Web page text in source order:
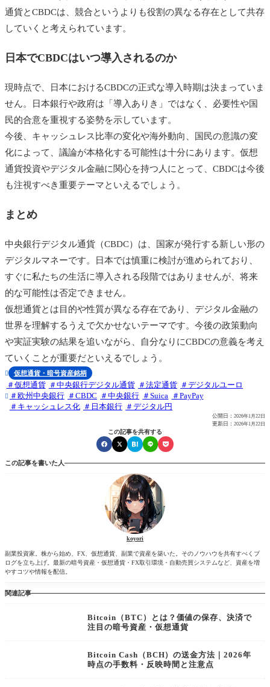
通貨とCBDCは、競合というよりも役割の異なる存在として共存
していくと考えられています。
日本でCBDCはいつ導入されるのか
現時点で、日本におけるCBDCの正式な導入時期は決まっていま
せん。日本銀行や政府は「導入ありき」ではなく、必要性や国
民的合意を重視する姿勢を示しています。
今後、キャッシュレス比率の変化や海外動向、国民の意識の変
化によって、議論が本格化する可能性は十分にあります。仮想
通貨投資やデジタル金融に関心を持つ人にとって、CBDCは今後
も注視すべき重要テーマといえるでしょう。
まとめ
中央銀行デジタル通貨（CBDC）は、国家が発行する新しい形の
デジタルマネーです。日本では慎重に検討が進められており、
すぐに私たちの生活に導入される段階ではありませんが、将来
的な可能性は否定できません。
仮想通貨とは目的や性質が異なる存在であり、デジタル金融の
世界を理解するうえで欠かせないテーマです。今後の政策動向
や実証実験の結果を追いながら、自分なりにCBDCの意義を考え
ていくことが重要だといえるでしょう。
 仮想通貨・暗号資産銘柄

仮想通貨 中央銀行デジタル通貨 法定通貨
デジタルユーロ
欧州中央銀行
CBDC 中央銀行 Suica
PayPay
キャッシュレス化
日本銀行 デジタル円
公開日： 2026年1月22日
更新日： 2026年1月22日
この記事を共有する
この記事を書いた人
koyori
副業投資家。株から始め、FX、仮想通貨、副業で資産を築いた。そのノウハウを共有すべくブ
ログを立ち上げ。最新の暗号資産・仮想通貨・FX取引環境・自動売買システムなど、資産を増
やすコツや情報を配信。
関連記事
Bitcoin（BTC）とは？価値の保存、決済で
注目の暗号資産・仮想通貨
Bitcoin Cash（BCH）の送金方法｜2026年
時点の手数料・反映時間と注意点